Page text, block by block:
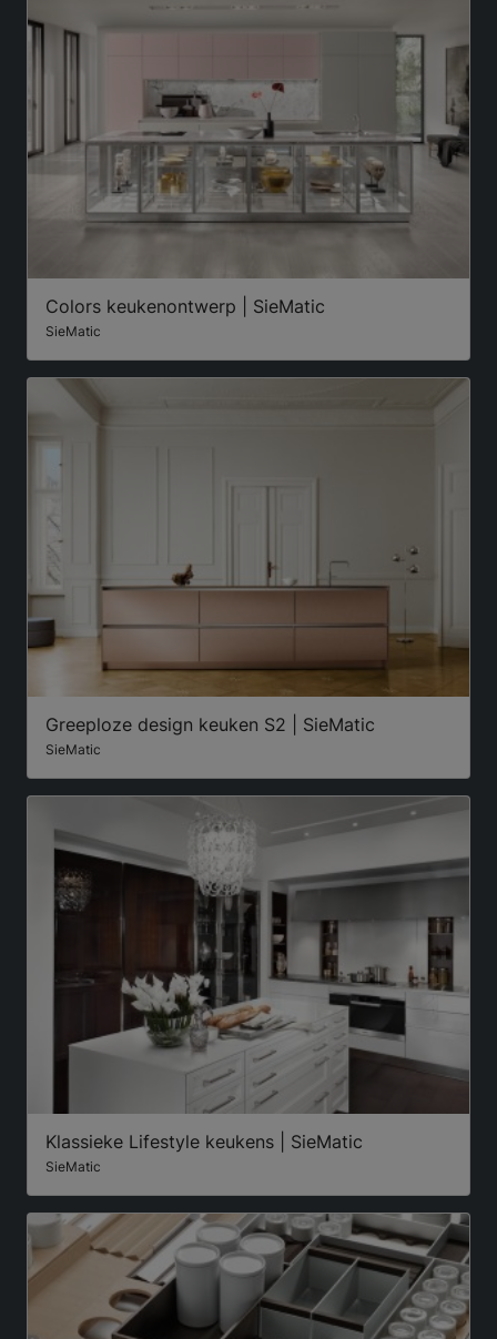
Colors keukenontwerp | SieMatic
SieMatic
Greeploze design keuken S2 | SieMatic
SieMatic
Klassieke Lifestyle keukens | SieMatic
SieMatic